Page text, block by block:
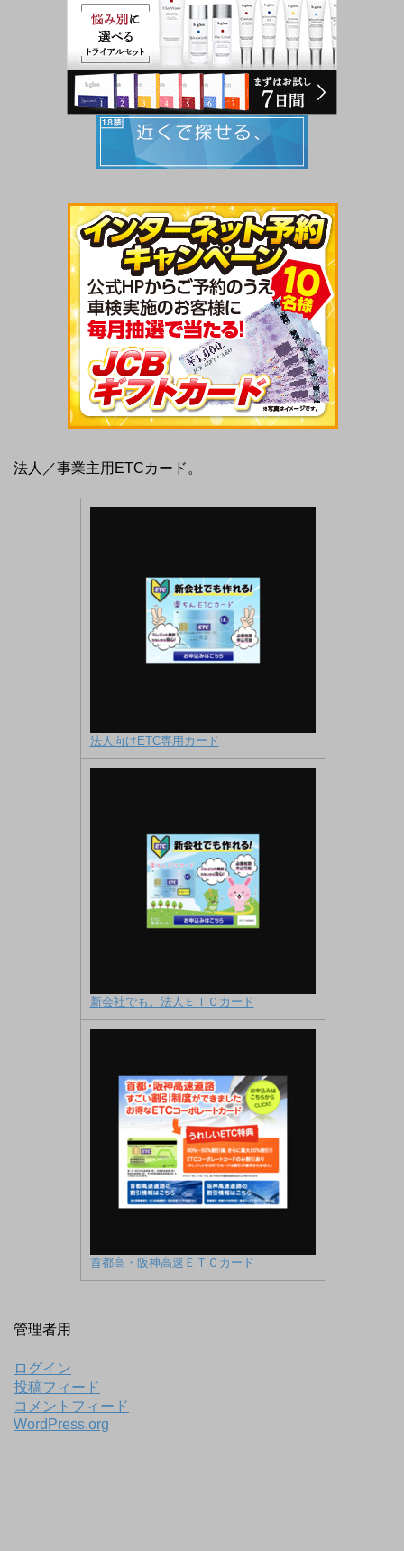
法人／事業主用ETCカード。
法人向けETC専用カード
新会社でも。法人ＥＴＣカード
首都高・阪神高速ＥＴＣカード
管理者用
ログイン
投稿フィード
コメントフィード
WordPress.org